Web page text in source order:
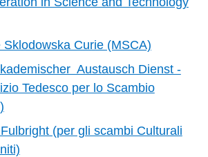
Sklodowska Curie (MSCA)
Austausch Dienst -
Tedesco per lo Scambio
(per gli scambi Culturali